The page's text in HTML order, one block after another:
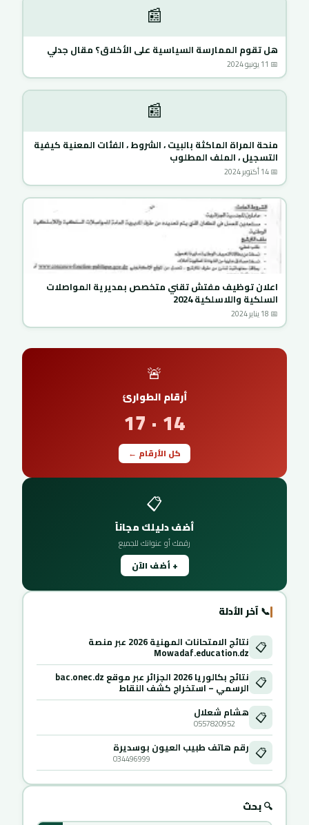
📰
هل تقوم الممارسة السياسية على الأخلاق؟ مقال جدلي
📅 11 يونيو 2024
📰
منحة المراة الماكثة بالبيت ، الشروط ، الفئات المعنية كيفية
التسجيل ، الملف المطلوب
📅 14 أكتوبر 2024
اعلان توظيف مفتش تقني متخصص بمديرية المواصلات
السلكية واللاسلكية 2024
📅 18 يناير 2024
🚨
أرقام الطوارئ
14 · 17
كل الأرقام ←
📋
أضف دليلك مجاناً
رقمك أو عنوانك للجميع
+ أضف الآن
📞 آخر الأدلة
📋 نتائج الامتحانات المهنية 2026 عبر منصة
Mowadaf.education.dz
📋 نتائج بكالوريا 2026 الجزائر عبر موقع bac.onec.dz
الرسمي – استخراج كشف النقاط
📋 هشام شعلال
0557820952
📋 رقم هاتف طبيب العيون بوسديرة
034496999
🔍 بحث